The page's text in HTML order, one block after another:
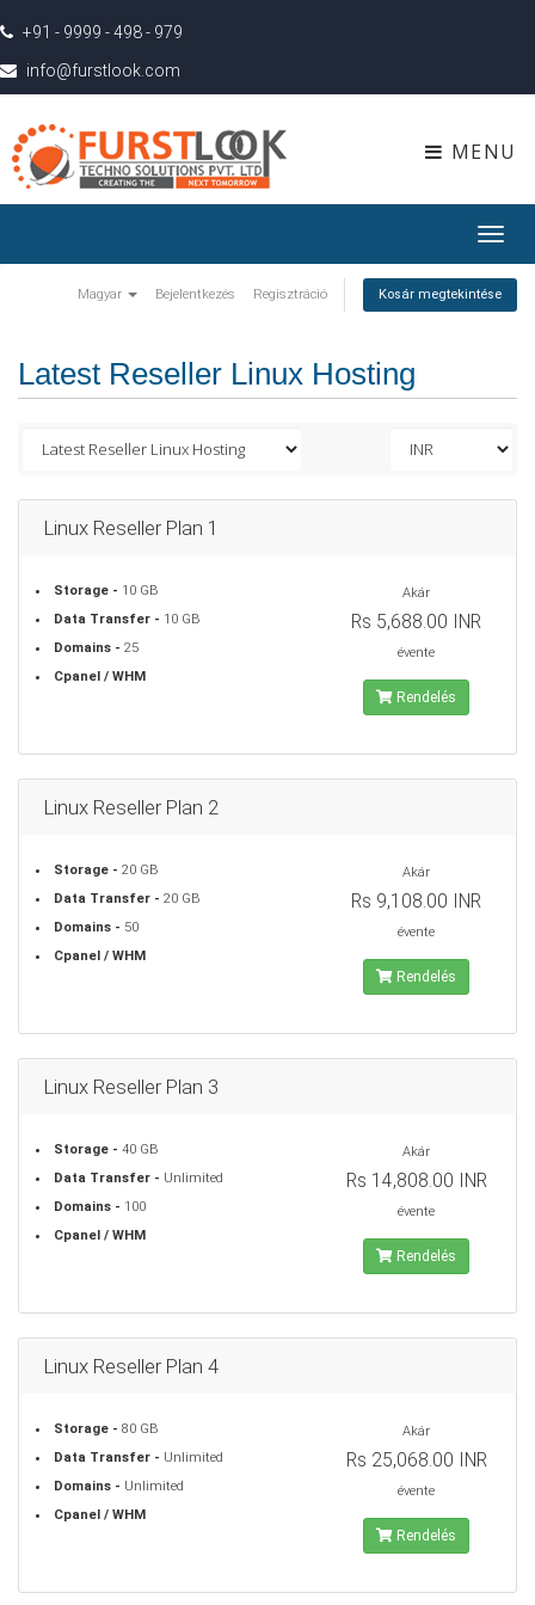
+91 - 9999 - 498 - 979
info@furstlook.com
MENU
Magyar Bejelentkezés Regisztráció Kosár megtekintése
Latest Reseller Linux Hosting
Linux Reseller Plan 1
Storage - 10 GB
Data Transfer - 10 GB
Domains - 25
Cpanel / WHM
Akár
Rs 5,688.00 INR
évente
Rendelés
Linux Reseller Plan 2
Storage - 20 GB
Data Transfer - 20 GB
Domains - 50
Cpanel / WHM
Akár
Rs 9,108.00 INR
évente
Rendelés
Linux Reseller Plan 3
Storage - 40 GB
Data Transfer - Unlimited
Domains - 100
Cpanel / WHM
Akár
Rs 14,808.00 INR
évente
Rendelés
Linux Reseller Plan 4
Storage - 80 GB
Data Transfer - Unlimited
Domains - Unlimited
Cpanel / WHM
Akár
Rs 25,068.00 INR
évente
Rendelés